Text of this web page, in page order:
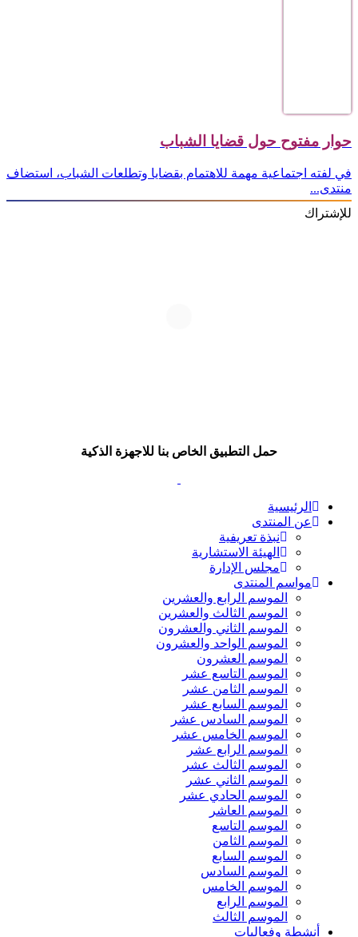
حوار مفتوح حول قضايا الشباب
في لفته اجتماعية مهمة للاهتمام بقضايا وتطلعات الشباب، استضاف
منتدى...
للإشتراك
حمل التطبيق الخاص بنا للاجهزة الذكية
الرئيسية
عن المنتدى
نبذة تعريفية
الهيئة الاستشارية
مجلس الإدارة
مواسم المنتدى
الموسم الرابع والعشرين
الموسم الثالث والعشرين
الموسم الثاني والعشرون
الموسم الواحد والعشرون
الموسم العشرون
الموسم التاسع عشر
الموسم الثامن عشر
الموسم السابع عشر
الموسم السادس عشر
الموسم الخامس عشر
الموسم الرابع عشر
الموسم الثالث عشر
الموسم الثاني عشر
الموسم الحادي عشر
الموسم العاشر
الموسم التاسع
الموسم الثامن
الموسم السابع
الموسم السادس
الموسم الخامس
الموسم الرابع
الموسم الثالث
أنشطة وفعاليات